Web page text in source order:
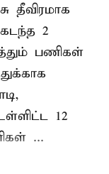
தீவிரமாக
2
பணிகள்
12
...